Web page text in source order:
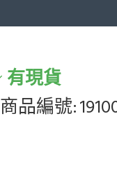
有現貨
商品編號: